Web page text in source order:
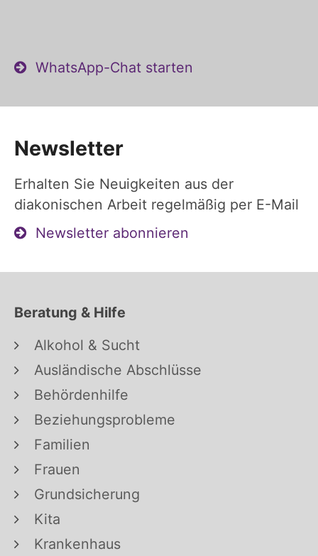
WhatsApp-Chat starten
Newsletter
Erhalten Sie Neuigkeiten aus der
diakonischen Arbeit regelmäßig per E-Mail
Newsletter abonnieren
Beratung & Hilfe
Alkohol & Sucht
Ausländische Abschlüsse
Behördenhilfe
Beziehungsprobleme
Familien
Frauen
Grundsicherung
Kita
Krankenhaus